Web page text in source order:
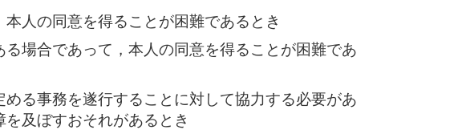
人の同意を得ることが困難であるとき
場合であって，本人の同意を得ることが困難であ
る事務を遂行することに対して協力する必要があ
及ぼすおそれがあるとき